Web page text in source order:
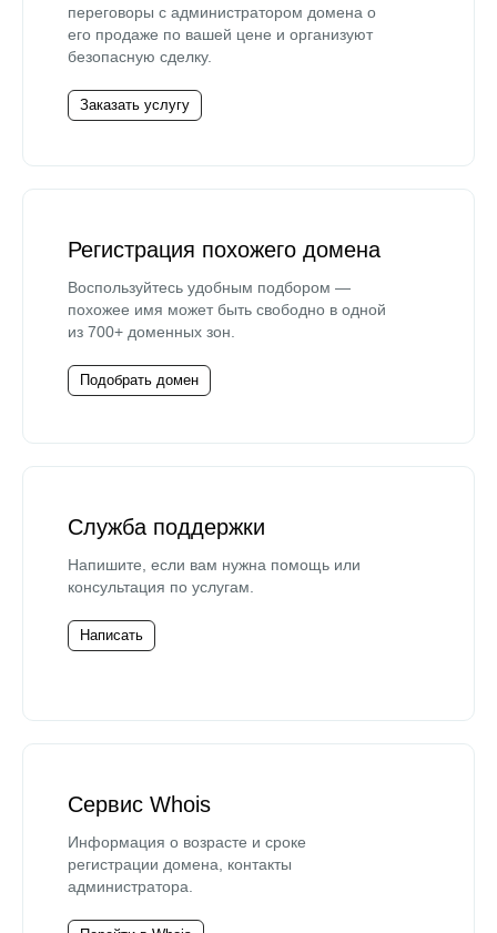
переговоры с администратором домена о
его продаже по вашей цене и организуют
безопасную сделку.
Заказать услугу
Регистрация похожего домена
Воспользуйтесь удобным подбором —
похожее имя может быть свободно в одной
из 700+ доменных зон.
Подобрать домен
Служба поддержки
Напишите, если вам нужна помощь или
консультация по услугам.
Написать
Сервис Whois
Информация о возрасте и сроке
регистрации домена, контакты
администратора.